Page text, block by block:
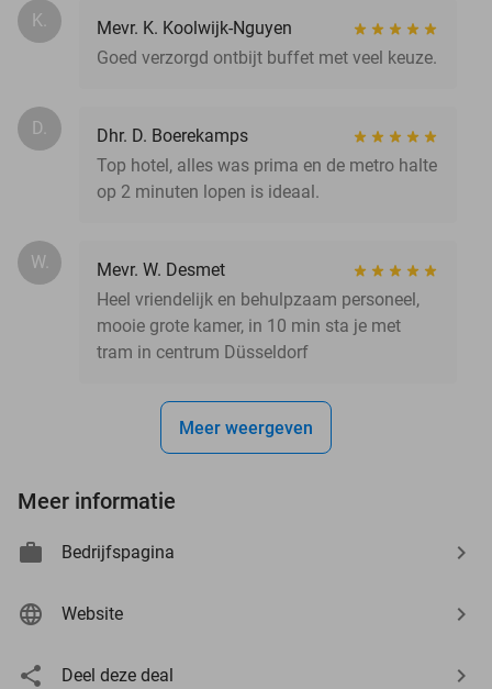
K.
Mevr. K. Koolwijk-Nguyen
Goed verzorgd ontbijt buffet met veel keuze.
D.
Dhr. D. Boerekamps
Top hotel, alles was prima en de metro halte
op 2 minuten lopen is ideaal.
W.
Mevr. W. Desmet
Heel vriendelijk en behulpzaam personeel,
mooie grote kamer, in 10 min sta je met
tram in centrum Düsseldorf
Meer weergeven
Meer informatie
Bedrijfspagina
Website
Deel deze deal